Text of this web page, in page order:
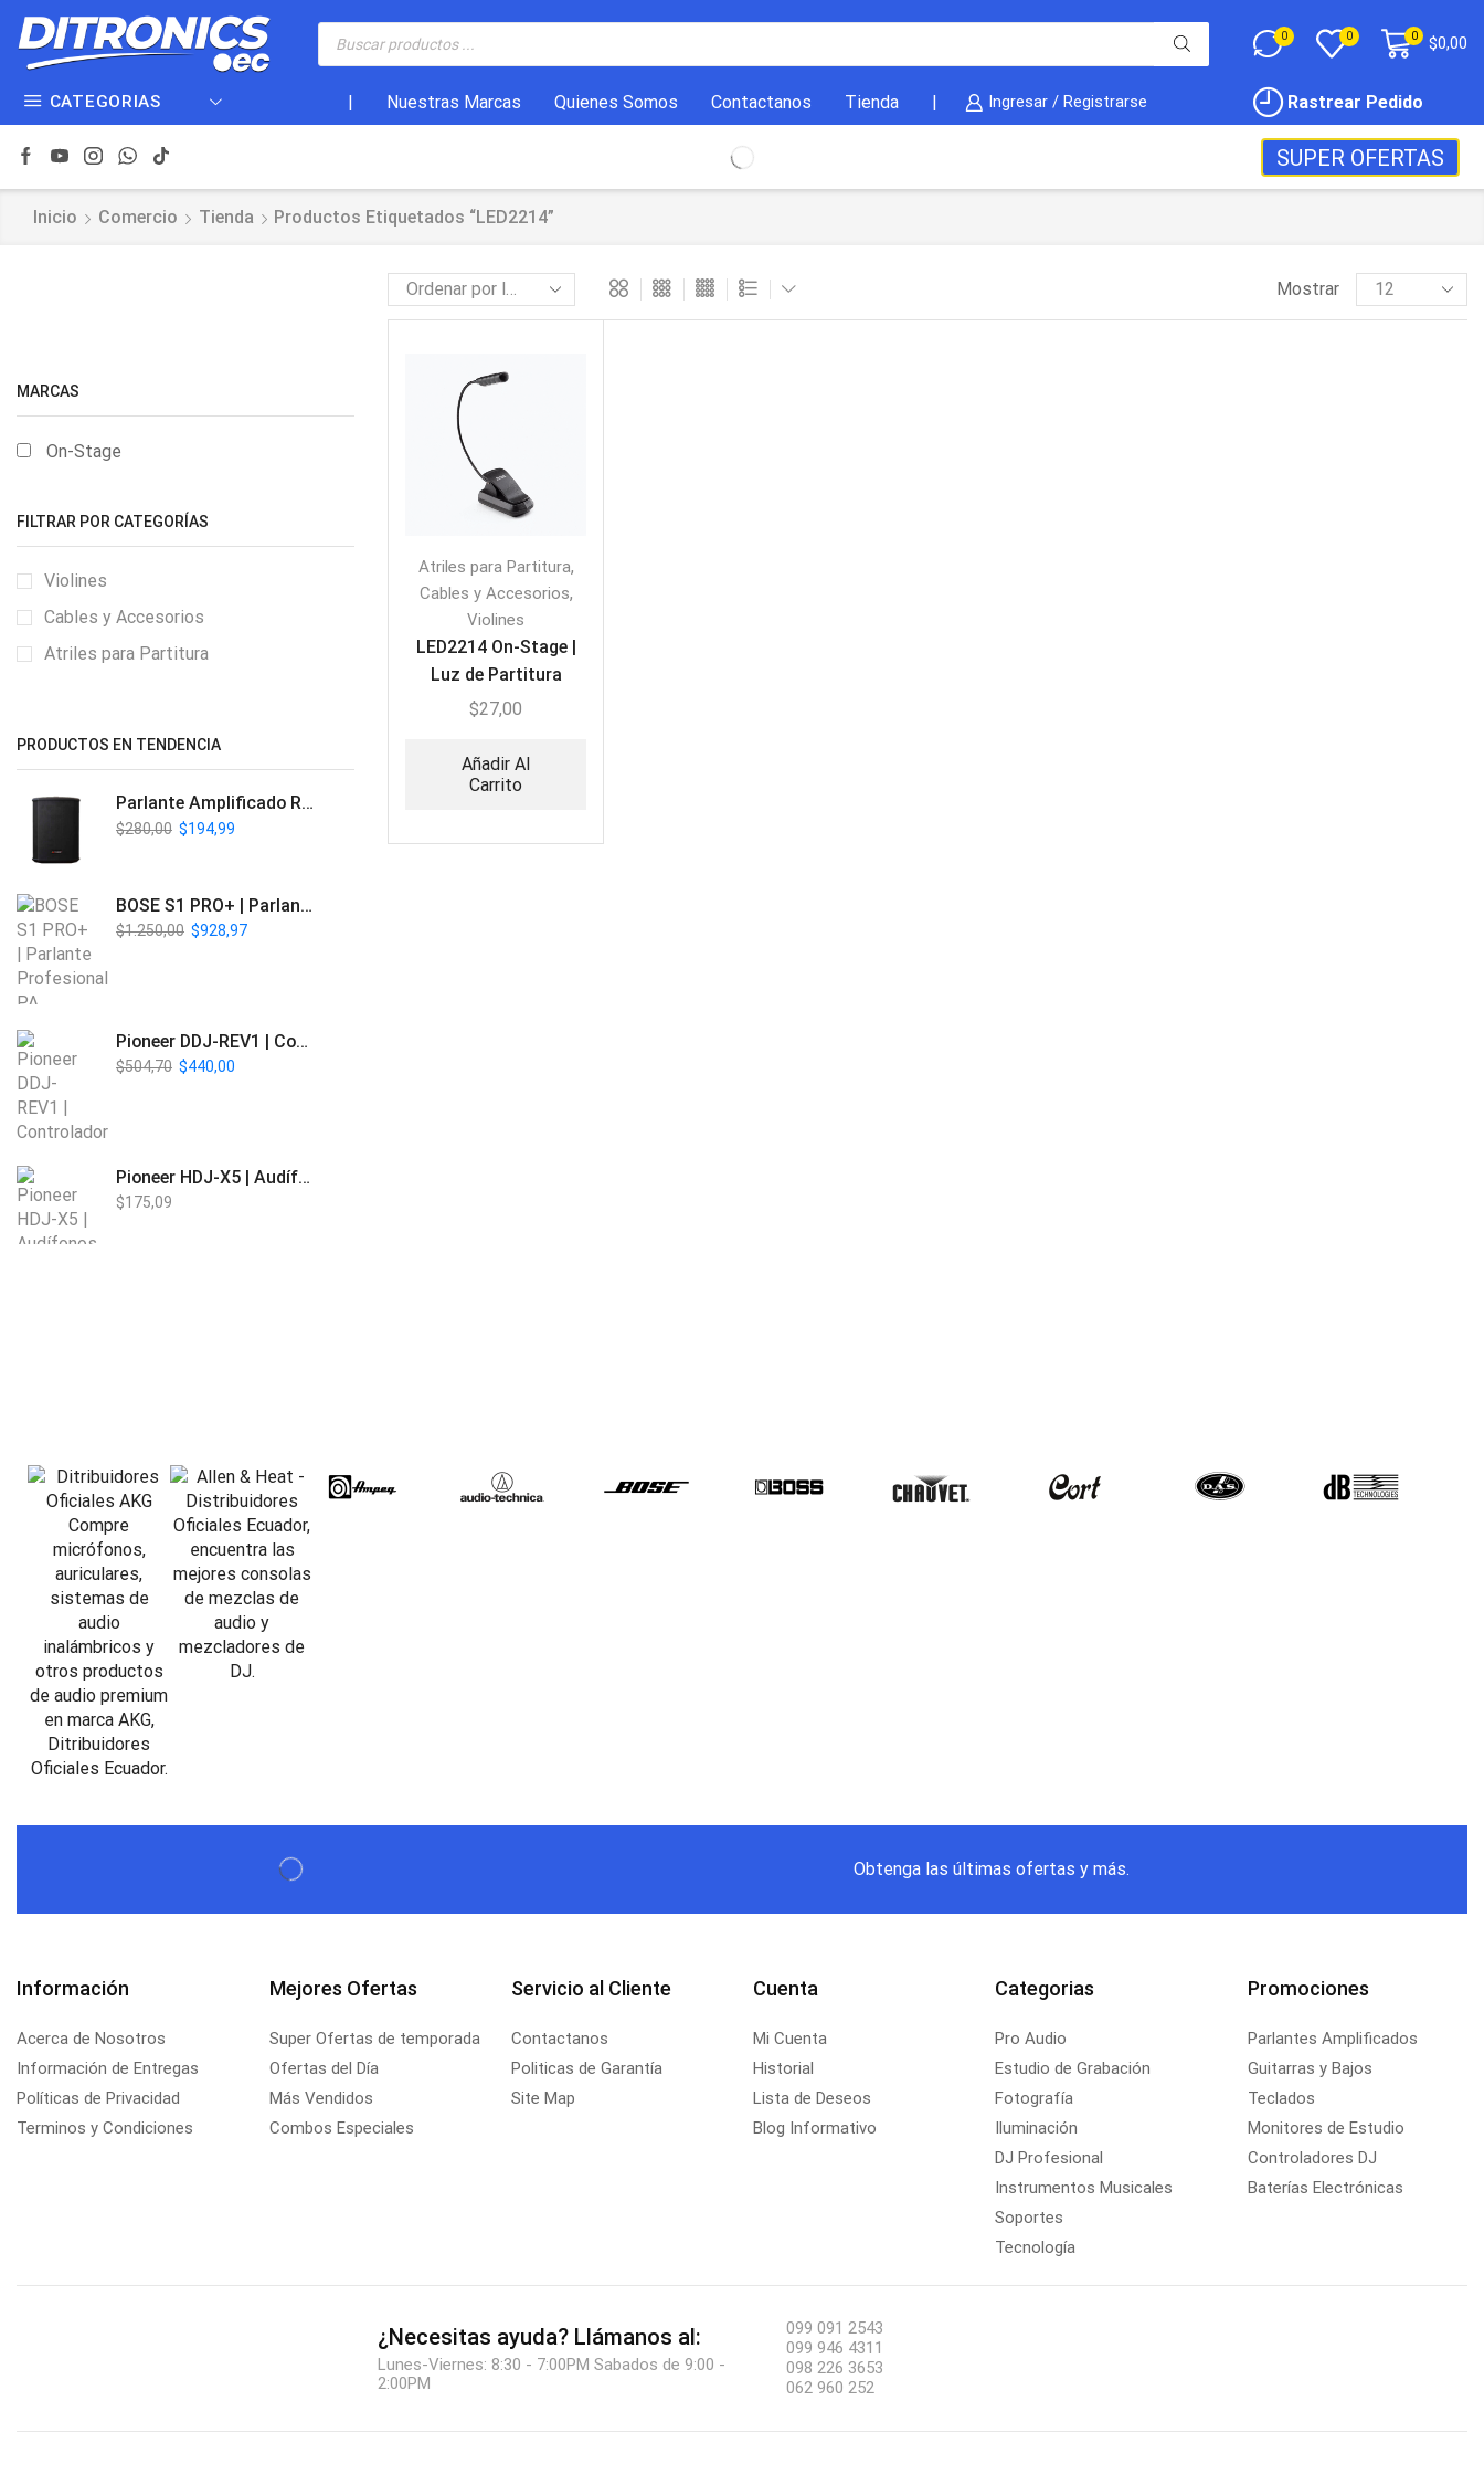
0 0 0 $0,00
CATEGORIAS Nuestras Marcas Quienes Somos Contactanos Tienda Ingresar / Registrarse Rastrear Pedido
SUPER OFERTAS
Inicio Comercio Tienda Productos Etiquetados “LED2214”
Mostrar
Atriles para Partitura,
Cables y Accesorios,
Violines
LED2214 On-Stage |
Luz de Partitura
Recargable USB
$27,00
Añadir Al
Carrito
MARCAS
On-Stage
FILTRAR POR CATEGORÍAS
Violines
Cables y Accesorios
Atriles para Partitura
PRODUCTOS EN TENDENCIA
Parlante Amplificado Recargable BT | Italy Audio ITL-PRO11
$280,00 $194,99
BOSE S1 PRO+ | Parlante Profesional PA Inalámbrico
$1.250,00 $928,97
Pioneer DDJ-REV1 | Controlador DJ de 2 canales estilo Scratch
$504,70 $440,00
Pioneer HDJ-X5 | Audífonos para DJ
$175,09
$1.915,80
$579,60 $537,00
Obtenga las últimas ofertas y más.
Información
Acerca de Nosotros
Información de Entregas
Políticas de Privacidad
Terminos y Condiciones
Mejores Ofertas
Super Ofertas de temporada
Ofertas del Día
Más Vendidos
Combos Especiales
Servicio al Cliente
Contactanos
Politicas de Garantía
Site Map
Cuenta
Mi Cuenta
Historial
Lista de Deseos
Blog Informativo
Categorias
Pro Audio
Estudio de Grabación
Fotografía
Iluminación
DJ Profesional
Instrumentos Musicales
Soportes
Tecnología
Promociones
Parlantes Amplificados
Guitarras y Bajos
Teclados
Monitores de Estudio
Controladores DJ
Baterías Electrónicas
¿Necesitas ayuda? Llámanos al:
Lunes-Viernes: 8:30 - 7:00PM Sabados de 9:00 -
2:00PM
099 091 2543
099 946 4311
098 226 3653
062 960 252